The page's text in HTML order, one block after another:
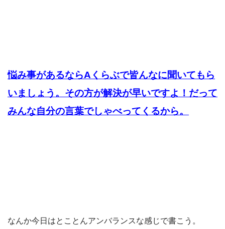
悩み事があるならAくらぶで皆んなに聞いてもら
いましょう。その方が解決が早いですよ！だって
みんな自分の言葉でしゃべってくるから。
なんか今日はとことんアンバランスな感じで書こう。